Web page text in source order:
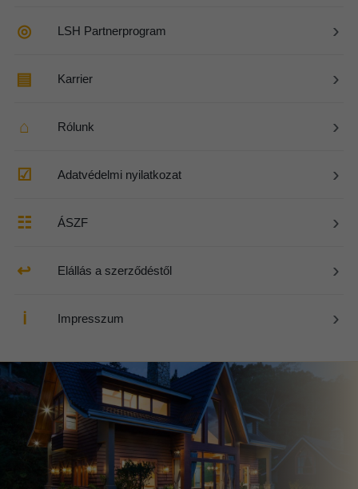
◎ LSH Partnerprogram ›
▤ Karrier ›
⌂ Rólunk ›
☑ Adatvédelmi nyilatkozat ›
☷ ÁSZF ›
↩ Elállás a szerződéstől ›
ℹ Impresszum ›